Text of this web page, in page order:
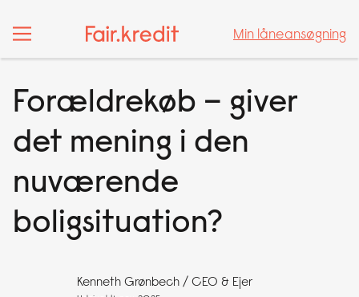
Min låneansøgning
Min låneansøgning
Forældrekøb – giver
det mening i den
nuværende
boligsituation?
Kenneth Grønbech / CEO & Ejer